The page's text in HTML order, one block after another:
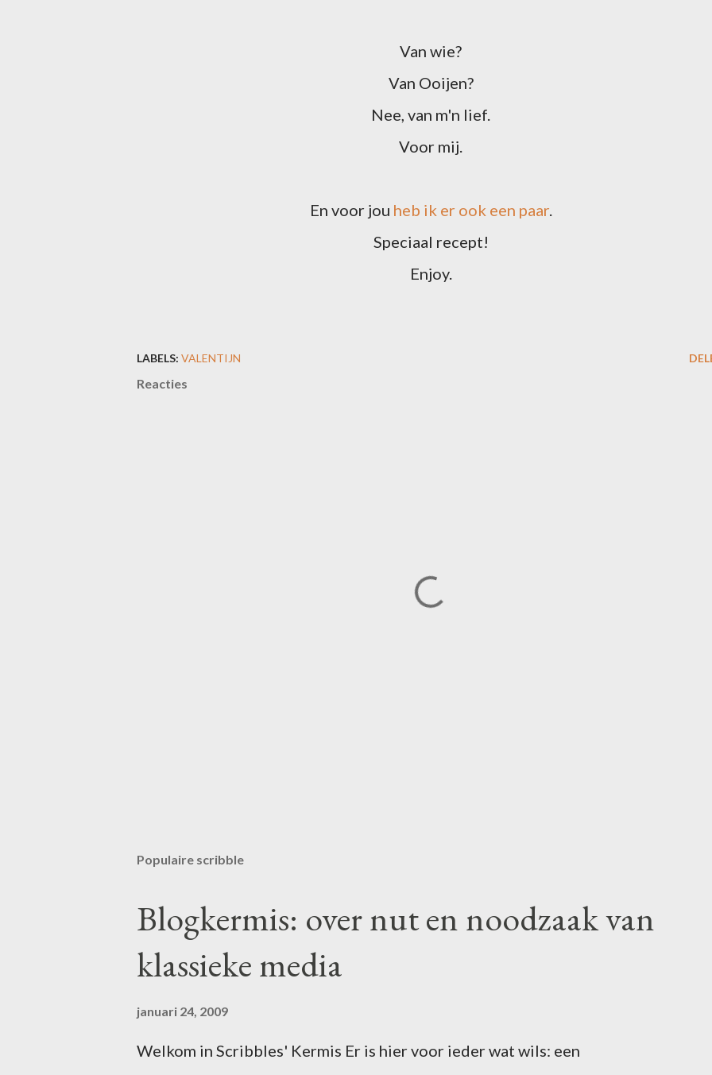
Van wie?
Van Ooijen?
Nee, van m'n lief.
Voor mij.
En voor jou heb ik er ook een paar.
Speciaal recept!
Enjoy.
LABELS: VALENTIJN
Reacties
Populaire scribble
Blogkermis: over nut en noodzaak van
klassieke media
januari 24, 2009
Welkom in Scribbles' Kermis Er is hier voor ieder wat wils: een